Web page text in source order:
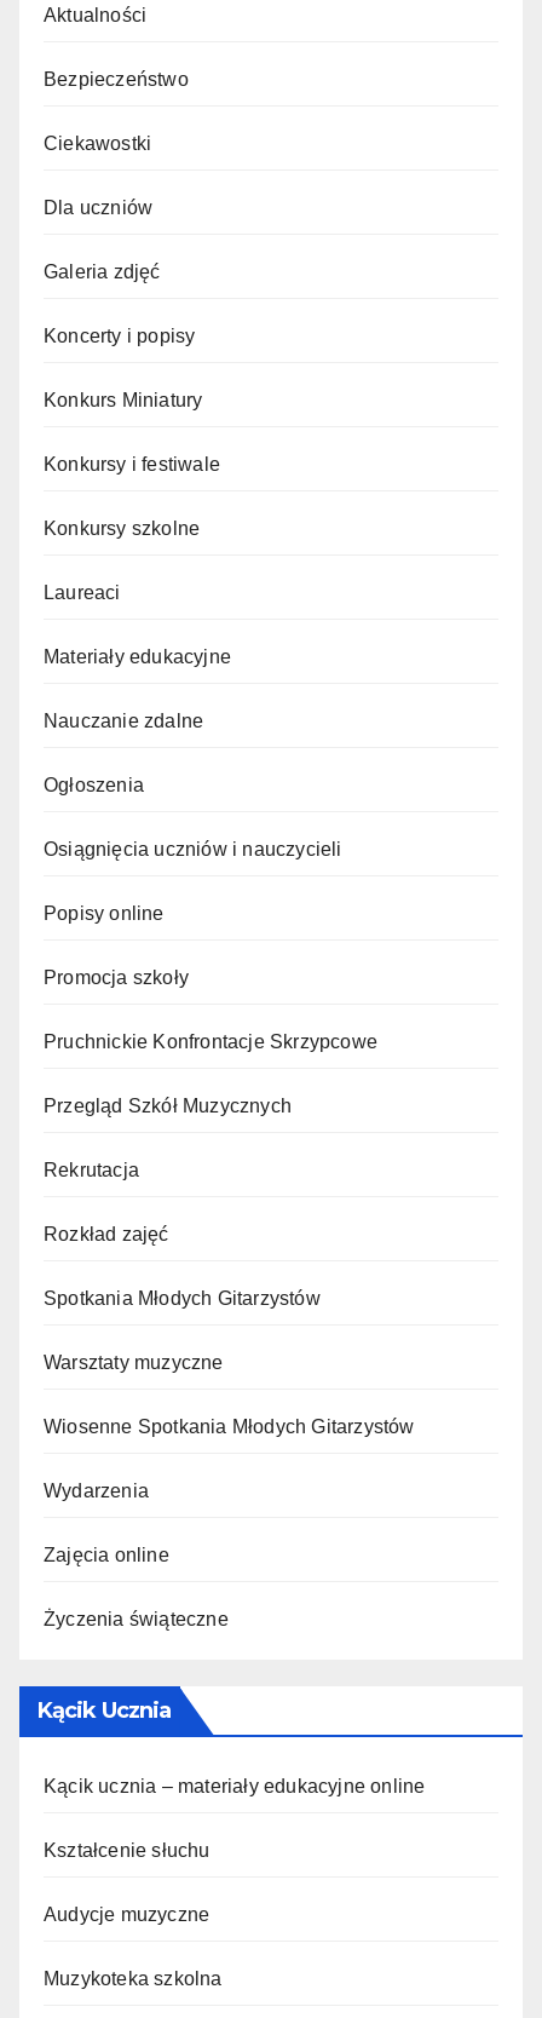
Aktualności
Bezpieczeństwo
Ciekawostki
Dla uczniów
Galeria zdjęć
Koncerty i popisy
Konkurs Miniatury
Konkursy i festiwale
Konkursy szkolne
Laureaci
Materiały edukacyjne
Nauczanie zdalne
Ogłoszenia
Osiągnięcia uczniów i nauczycieli
Popisy online
Promocja szkoły
Pruchnickie Konfrontacje Skrzypcowe
Przegląd Szkół Muzycznych
Rekrutacja
Rozkład zajęć
Spotkania Młodych Gitarzystów
Warsztaty muzyczne
Wiosenne Spotkania Młodych Gitarzystów
Wydarzenia
Zajęcia online
Życzenia świąteczne
Kącik Ucznia
Kącik ucznia – materiały edukacyjne online
Kształcenie słuchu
Audycje muzyczne
Muzykoteka szkolna